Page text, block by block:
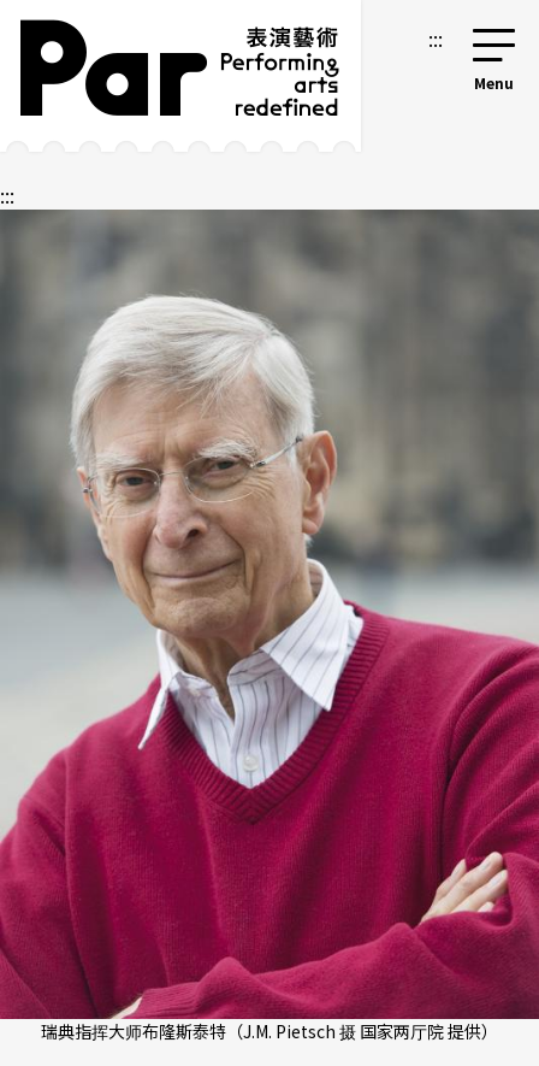
跳到主要内容区块
网站导览 :::
:::
瑞典指挥大师布隆斯泰特（J.M. Pietsch 摄 国家两厅院 提供）